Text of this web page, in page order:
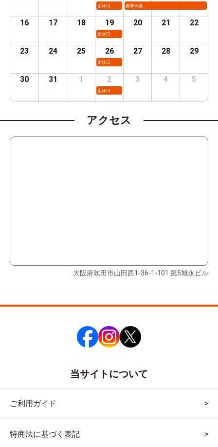
定休日 夏季休業
16 17 18 19
定休日
20 21 22
23 24 25 26
定休日
27 28 29
30 31 1 2
定休日
3 4 5
アクセス
大阪府吹田市山田西1-36-1-101 第5旭永ビル
当サイトについて
ご利用ガイド
特商法に基づく表記